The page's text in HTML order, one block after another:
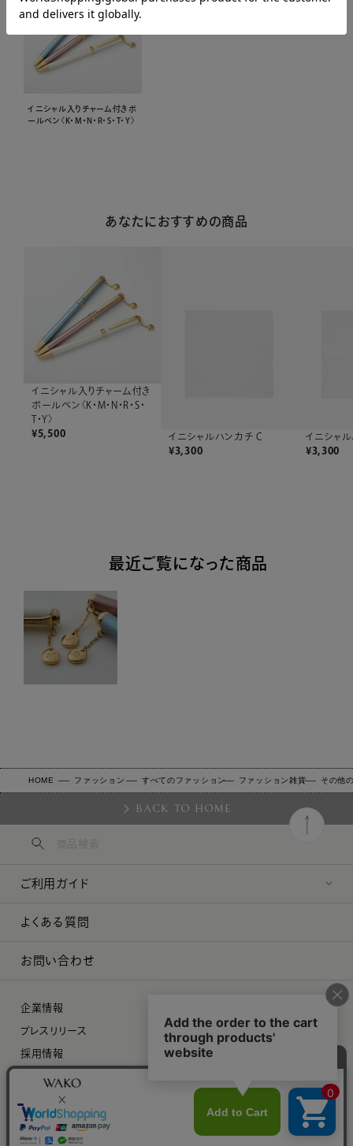
イニシャル入りチャーム付きボ
ールペン〈K・M・N・R・S・T・Y〉
あなたにおすすめの商品
イニシャル入りチャーム付き
ボールペン〈K・M・N・R・S・
T・Y〉
¥5,500 イニシャルハンカチ C
¥3,300
イニシャ
¥3,300
最近ご覧になった商品
HOME ファッション すべてのファッション ファッション雑貨 その他
BACK TO HOME
ご利用ガイド
よくある質問
お問い合わせ
企業情報
プレスリリース
採用情報
特定商取引に関する法律に基づく表示
プライバシーポリシー